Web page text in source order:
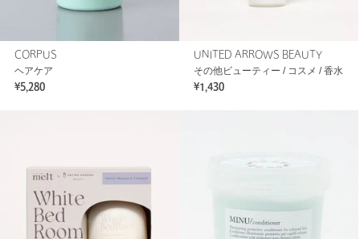
CORPUS
ヘアケア
¥5,280
UNITED ARROWS BEAUTY
その他ビューティー / コスメ / 香水
¥1,430